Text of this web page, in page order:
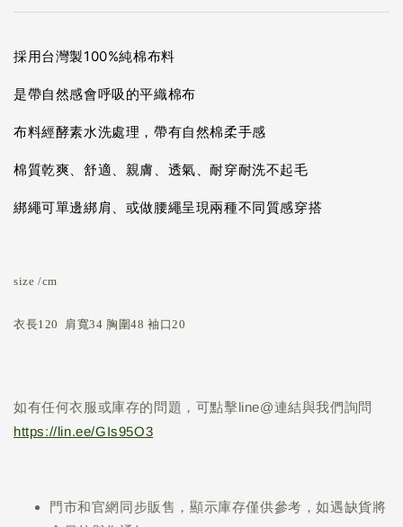
採用台灣製100%純棉布料
是帶自然感會呼吸的平織棉布
布料經酵素水洗處理，帶有自然棉柔手感
棉質乾爽、舒適、親膚、透氣、耐穿耐洗不起毛
綁繩可單邊綁肩、或做腰繩呈現兩種不同質感穿搭
size /cm
衣長120 肩寬34 胸圍48 袖口20
如有任何衣服或庫存的問題，可點擊line@連結與我們詢問
https://lin.ee/GIs95O3
門市和官網同步販售，顯示庫存僅供參考，如遇缺貨將